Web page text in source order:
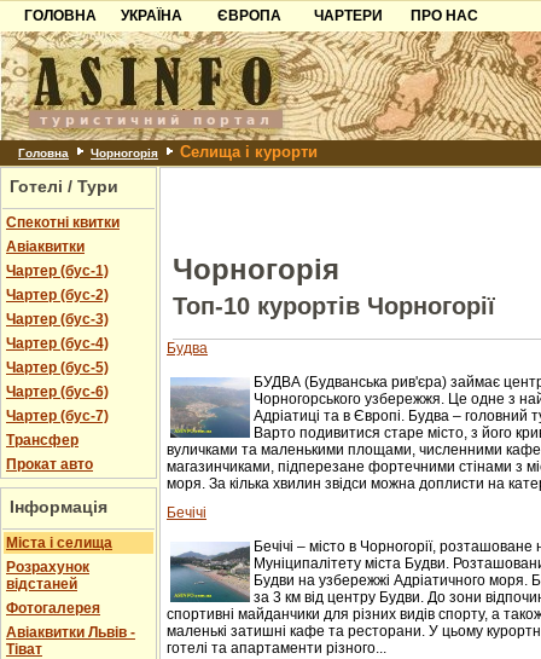
ГОЛОВНА
УКРАЇНА
Карпати
Азов
Причорноморря
Шацьк
ЄВРОПА
Чорногорія
Хорватія
Болгарія
Албанія
ЧАРТЕРИ
ПРО НАС
Контакти
Партнерам
Додати готель
Головна Чорногорія Селища і курорти
Готелі / Тури
Спекотні квитки
Авіаквитки
Чартер (бус-1)
Чартер (бус-2)
Чартер (бус-3)
Чартер (бус-4)
Чартер (бус-5)
Чартер (бус-6)
Чартер (бус-7)
Трансфер
Прокат авто
Інформація
Міста і селища
Розрахунок
відстаней
Фотогалерея
Авіаквитки Львів -
Тіват
Чорногорія
Топ-10 курортів Чорногорії
Будва
БУДВА (Будванська рив'єра) займає
Чорногорського узбережжя. Це одне з
Адріатиці та в Європі. Будва – головний
Варто подивитися старе місто, з його
вуличками та маленькими площами, численними
магазинчиками, підперезане фортечними стінами з
моря. За кілька хвилин звідси можна доплисти на
Бечічі
Бечічі – місто в Чорногорії, розташоване
Муніципалітету міста Будви.
Будви на узбережжі Адріатичного моря.
за 3 км від центру Будви. До зони
спортивні майданчики для різних видів спорту, а
маленькі затишні кафе та ресторани. У цьому
готелі та апартаменти різного...